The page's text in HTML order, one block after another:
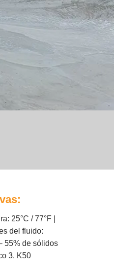
25°C / 77°F |
del fluido:
55% de sólidos
3. K50